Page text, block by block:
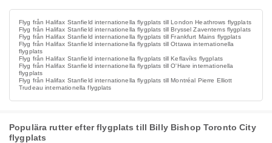
Flyg från Halifax Stanfield internationella flygplats till London Heathrows flygplats
Flyg från Halifax Stanfield internationella flygplats till Bryssel Zaventems flygplats
Flyg från Halifax Stanfield internationella flygplats till Frankfurt Mains flygplats
Flyg från Halifax Stanfield internationella flygplats till Ottawa internationella
flygplats
Flyg från Halifax Stanfield internationella flygplats till Keflavíks flygplats
Flyg från Halifax Stanfield internationella flygplats till O'Hare internationella
flygplats
Flyg från Halifax Stanfield internationella flygplats till Montréal Pierre Elliott
Trudeau internationella flygplats
Populära rutter efter flygplats till Billy Bishop Toronto City
flygplats